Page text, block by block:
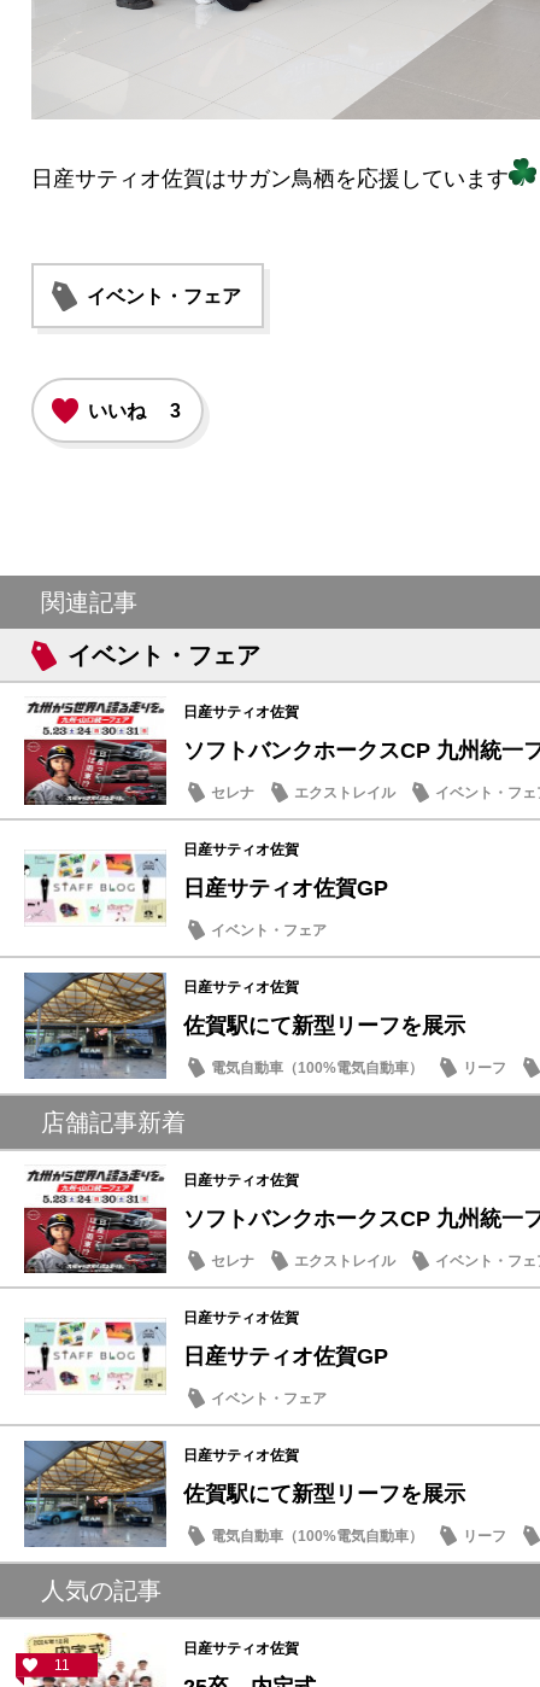
日産サティオ佐賀はサガン鳥栖を応援しています
イベント・フェア
いいね 3
関連記事
イベント・フェア
日産サティオ佐賀
ソフトバンクホークスCP 九州統一
セレナ エクストレイル イベント・フェ
日産サティオ佐賀
日産サティオ佐賀GP
イベント・フェア
日産サティオ佐賀
佐賀駅にて新型リーフを展示
電気自動車（100%電気自動車） リーフ
店舗記事新着
日産サティオ佐賀
ソフトバンクホークスCP 九州統一
セレナ エクストレイル イベント・フェ
日産サティオ佐賀
日産サティオ佐賀GP
イベント・フェア
日産サティオ佐賀
佐賀駅にて新型リーフを展示
電気自動車（100%電気自動車） リーフ
人気の記事
11
日産サティオ佐賀